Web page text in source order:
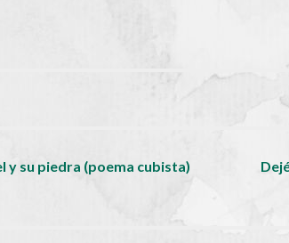
y su piedra (poema cubista)